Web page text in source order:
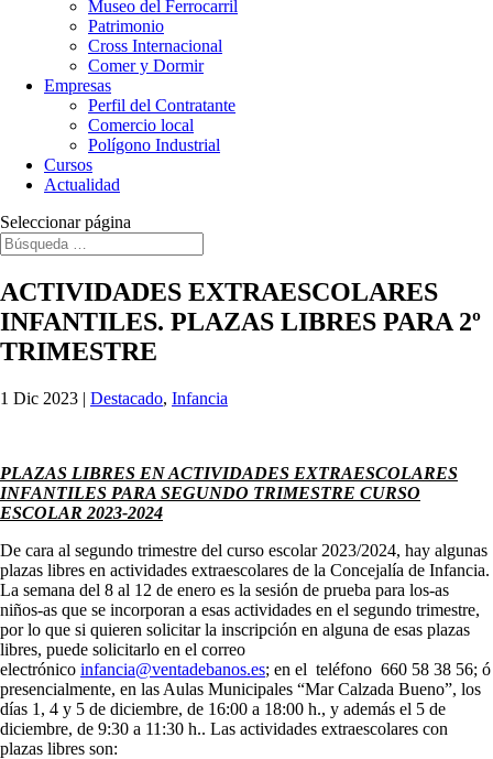
Museo del Ferrocarril
Patrimonio
Cross Internacional
Comer y Dormir
Empresas
Perfil del Contratante
Comercio local
Polígono Industrial
Cursos
Actualidad
Seleccionar página
ACTIVIDADES EXTRAESCOLARES
INFANTILES. PLAZAS LIBRES PARA 2º
TRIMESTRE
1 Dic 2023 | Destacado, Infancia
PLAZAS LIBRES EN ACTIVIDADES EXTRAESCOLARES
INFANTILES PARA SEGUNDO TRIMESTRE CURSO
ESCOLAR 2023-2024
De cara al segundo trimestre del curso escolar 2023/2024, hay algunas
plazas libres en actividades extraescolares de la Concejalía de Infancia.
La semana del 8 al 12 de enero es la sesión de prueba para los-as
niños-as que se incorporan a esas actividades en el segundo trimestre,
por lo que si quieren solicitar la inscripción en alguna de esas plazas
libres, puede solicitarlo en el correo
electrónico infancia@ventadebanos.es; en el teléfono 660 58 38 56; ó
presencialmente, en las Aulas Municipales “Mar Calzada Bueno”, los
días 1, 4 y 5 de diciembre, de 16:00 a 18:00 h., y además el 5 de
diciembre, de 9:30 a 11:30 h.. Las actividades extraescolares con
plazas libres son: